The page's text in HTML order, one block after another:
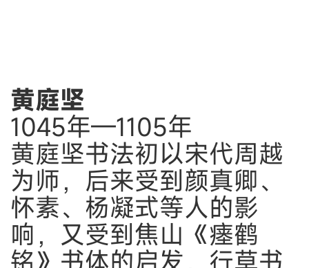
黄庭坚
1045年—1105年
黄庭坚书法初以宋代周越
为师，后来受到颜真卿、
怀素、杨凝式等人的影
响，又受到焦山《瘗鹤
铭》书体的启发，行草书